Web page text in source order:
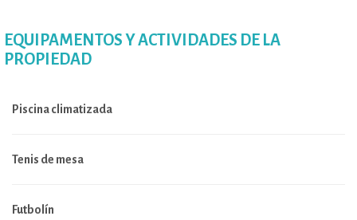
EQUIPAMENTOS Y ACTIVIDADES DE LA
PROPIEDAD
Piscina climatizada
Tenis de mesa
Futbolín